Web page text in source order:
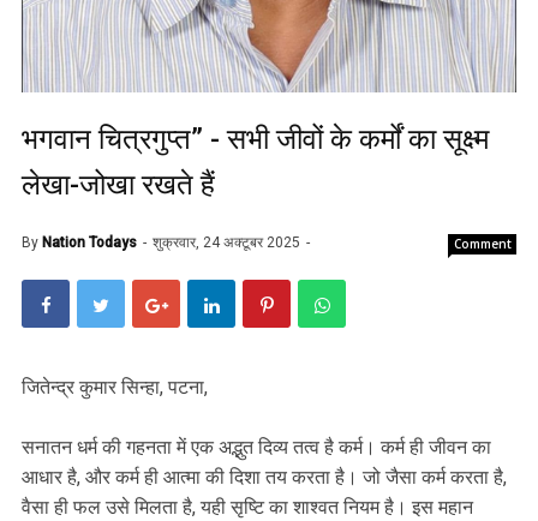
भगवान चित्रगुप्त” - सभी जीवों के कर्मों का सूक्ष्म
लेखा-जोखा रखते हैं
By Nation Todays शुक्रवार, 24 अक्टूबर 2025 Comment
जितेन्द्र कुमार सिन्हा, पटना,
सनातन धर्म की गहनता में एक अद्भुत दिव्य तत्व है कर्म। कर्म ही जीवन का
आधार है, और कर्म ही आत्मा की दिशा तय करता है। जो जैसा कर्म करता है,
वैसा ही फल उसे मिलता है, यही सृष्टि का शाश्वत नियम है। इस महान